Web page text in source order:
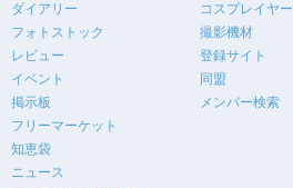
ダイアリー
フォトストック
レビュー
イベント
掲示板
フリーマーケット
知恵袋
ニュース
コスプレイヤー
撮影機材
登録サイト
同盟
メンバー検索